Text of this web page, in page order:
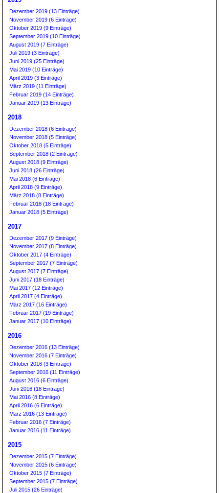
Dezember 2019 (13 Einträge)
November 2019 (6 Einträge)
Oktober 2019 (9 Einträge)
September 2019 (10 Einträge)
August 2019 (7 Einträge)
Juli 2019 (3 Einträge)
Juni 2019 (25 Einträge)
Mai 2019 (10 Einträge)
April 2019 (3 Einträge)
März 2019 (11 Einträge)
Februar 2019 (14 Einträge)
Januar 2019 (13 Einträge)
2018
Dezember 2018 (6 Einträge)
November 2018 (5 Einträge)
Oktober 2018 (5 Einträge)
September 2018 (2 Einträge)
August 2018 (9 Einträge)
Juni 2018 (26 Einträge)
Mai 2018 (6 Einträge)
April 2018 (9 Einträge)
März 2018 (8 Einträge)
Februar 2018 (18 Einträge)
Januar 2018 (5 Einträge)
2017
Dezember 2017 (9 Einträge)
November 2017 (8 Einträge)
Oktober 2017 (4 Einträge)
September 2017 (7 Einträge)
August 2017 (7 Einträge)
Juni 2017 (18 Einträge)
Mai 2017 (12 Einträge)
April 2017 (4 Einträge)
März 2017 (16 Einträge)
Februar 2017 (19 Einträge)
Januar 2017 (10 Einträge)
2016
Dezember 2016 (13 Einträge)
November 2016 (7 Einträge)
Oktober 2016 (3 Einträge)
September 2016 (11 Einträge)
August 2016 (6 Einträge)
Juni 2016 (18 Einträge)
Mai 2016 (8 Einträge)
April 2016 (6 Einträge)
März 2016 (13 Einträge)
Februar 2016 (7 Einträge)
Januar 2016 (11 Einträge)
2015
Dezember 2015 (7 Einträge)
November 2015 (6 Einträge)
Oktober 2015 (7 Einträge)
September 2015 (7 Einträge)
Juli 2015 (26 Einträge)